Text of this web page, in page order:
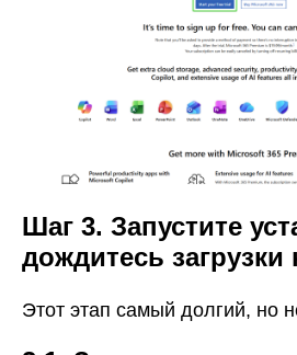
Шаг 3. Запустите
дождитесь
Этот этап самый долгий, но